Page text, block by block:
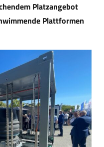
Platzangebot
Plattformen